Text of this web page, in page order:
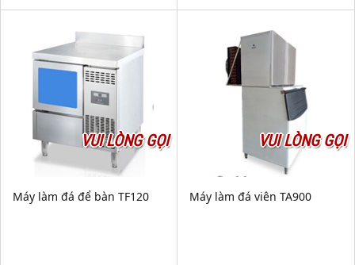
VUI LÒNG GỌI
Máy làm đá để bàn TF120
VUI LÒNG GỌI
Máy làm đá viên TA900